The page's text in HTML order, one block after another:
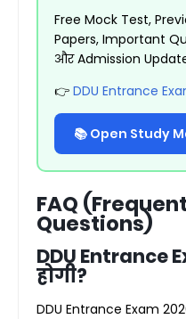
Free Mock Test,
Papers, Important
और Admission
👉 DDU Entrance
📚 Open Study
FAQ
Questions)
DDU Entrance
होगी?
DDU Entrance Exam